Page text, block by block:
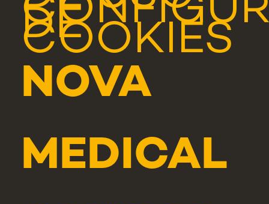
DE
COOKIES
NOVA
MEDICAL